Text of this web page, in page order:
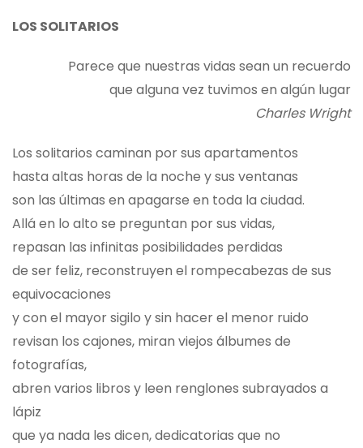
LOS SOLITARIOS
Parece que nuestras vidas sean un recuerdo
que alguna vez tuvimos en algún lugar
Charles Wright
Los solitarios caminan por sus apartamentos
hasta altas horas de la noche y sus ventanas
son las últimas en apagarse en toda la ciudad.
Allá en lo alto se preguntan por sus vidas,
repasan las infinitas posibilidades perdidas
de ser feliz, reconstruyen el rompecabezas de sus
equivocaciones
y con el mayor sigilo y sin hacer el menor ruido
revisan los cajones, miran viejos álbumes de
fotografías,
abren varios libros y leen renglones subrayados a
lápiz
que ya nada les dicen, dedicatorias que no